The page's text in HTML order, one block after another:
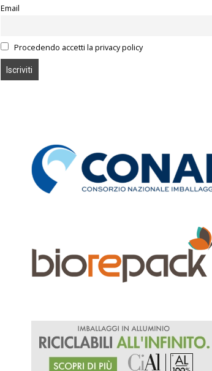
Email
Procedendo accetti la privacy policy